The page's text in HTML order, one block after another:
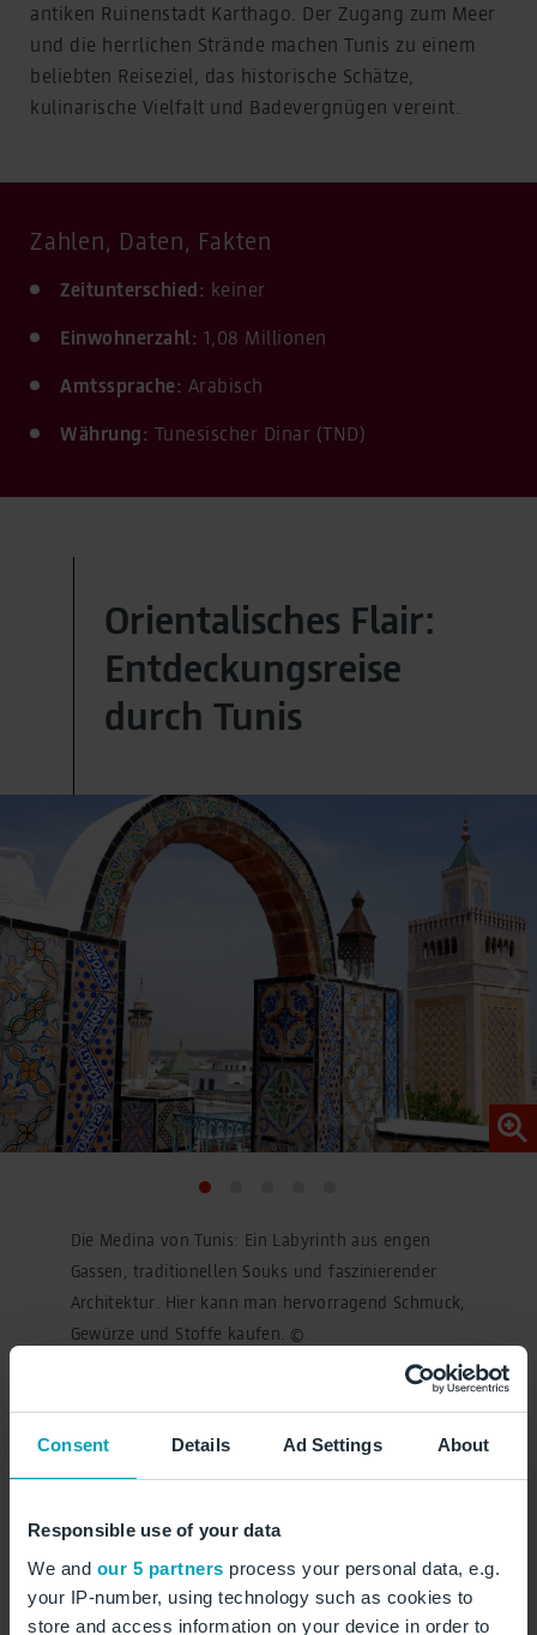
Consent Details Ad Settings About
Responsible use of your data
We and our 5 partners process your personal data, e.g.
your IP-number, using technology such as cookies to
store and access information on your device in order to
antiken Ruinenstadt Karthago. Der Zugang zum Meer
und die herrlichen Strände machen Tunis zu einem
beliebten Reiseziel, das historische Schätze,
kulinarische Vielfalt und Badevergnügen vereint.
Zahlen, Daten, Fakten
Zeitunterschied: keiner
Einwohnerzahl: 1,08 Millionen
Amtssprache: Arabisch
Währung: Tunesischer Dinar (TND)
Orientalisches Flair:
Entdeckungsreise
durch Tunis
Die Medina von Tunis: Ein Labyrinth aus engen
Gassen, traditionellen Souks und faszinierender
Architektur. Hier kann man hervorragend Schmuck,
Gewürze und Stoffe kaufen. ©
Faszinierende Orte
entlang der
Mittelmeerküste